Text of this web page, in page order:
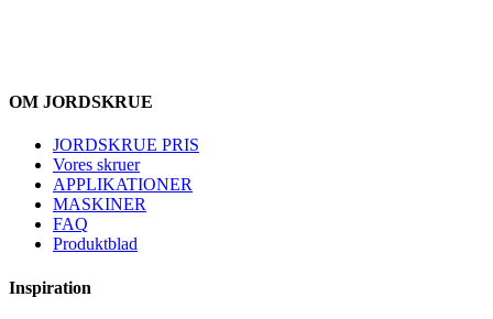
OM JORDSKRUE
JORDSKRUE PRIS
Vores skruer
APPLIKATIONER
MASKINER
FAQ
Produktblad
Inspiration